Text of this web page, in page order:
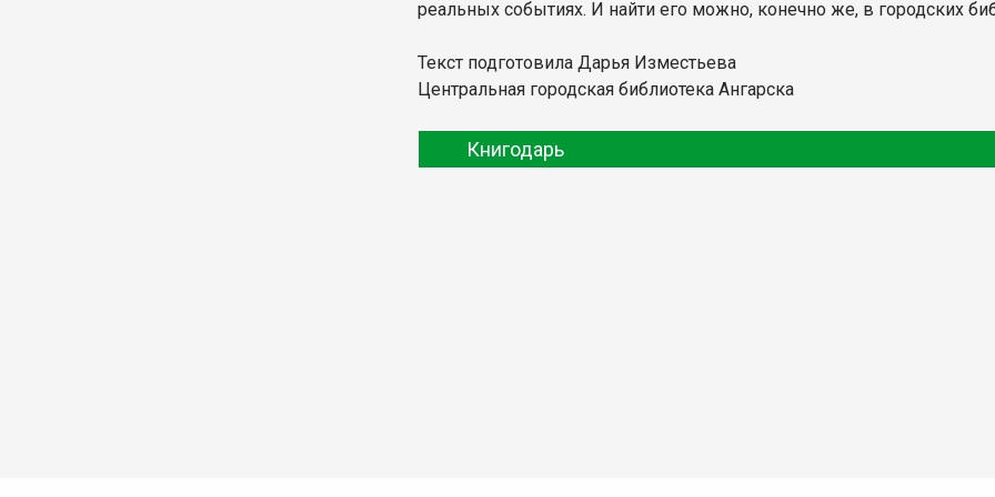
реальных событиях. И найти его можно, конечно же, в городских
Текст подготовила Дарья Изместьева
Центральная городская библиотека Ангарска
Книгодарь